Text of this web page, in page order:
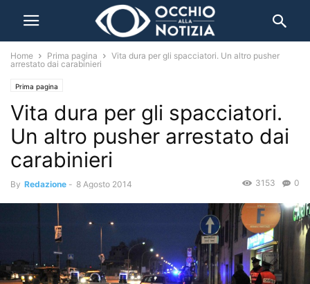
Home Prima pagina
Vita dura per gli spacciatori. Un altro pusher
arrestato dai carabinieri
Prima pagina
Vita dura per gli spacciatori.
Un altro pusher arrestato dai
carabinieri
By Redazione - 8 Agosto 2014 0
3153